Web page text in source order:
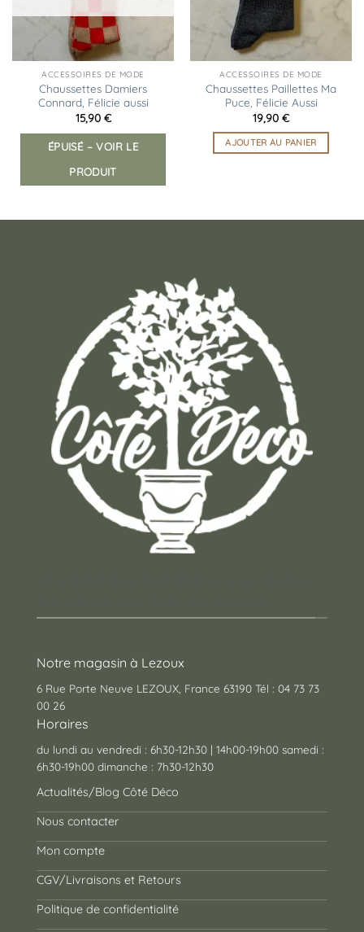
ACCESSOIRES DE MODE
Chaussettes Damiers
Connard, Félicie aussi
15,90 €
ÉPUISÉ – VOIR LE
PRODUIT
ACCESSOIRES DE MODE
Chaussettes Paillettes Ma
Puce, Félicie Aussi
19,90 €
AJOUTER AU PANIER
Notre magasin à Lezoux
6 Rue Porte Neuve LEZOUX, France 63190 Tél : 04 73 73
00 26
Horaires
du lundi au vendredi : 6h30-12h30 | 14h00-19h00 samedi :
6h30-19h00 dimanche : 7h30-12h30
Actualités/Blog Côté Déco
Nous contacter
Mon compte
CGV/Livraisons et Retours
Politique de confidentialité